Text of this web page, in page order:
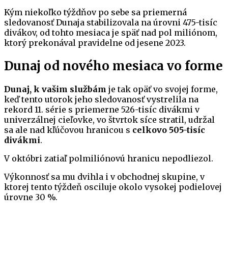
Kým niekoľko týždňov po sebe sa priemerná
sledovanosť Dunaja stabilizovala na úrovni 475-tisíc
divákov, od tohto mesiaca je späť nad pol miliónom,
ktorý prekonával pravidelne od jesene 2023.
Dunaj od nového mesiaca vo forme
Dunaj, k vašim službám je tak opäť vo svojej forme,
keď tento utorok jeho sledovanosť vystrelila na
rekord 11. série s priemerne 526-tisíc divákmi v
univerzálnej cieľovke, vo štvrtok síce stratil, udržal
sa ale nad kľúčovou hranicou s celkovo 505-tisíc
divákmi.
V októbri zatiaľ polmiliónovú hranicu nepodliezol.
Výkonnosť sa mu dvihla i v obchodnej skupine, v
ktorej tento týždeň osciluje okolo vysokej podielovej
úrovne 30 %.